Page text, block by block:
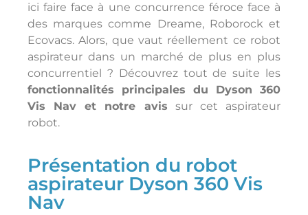
ici faire face à une concurrence féroce face à
des marques comme Dreame, Roborock et
Ecovacs. Alors, que vaut réellement ce robot
aspirateur dans un marché de plus en plus
concurrentiel ? Découvrez tout de suite les
fonctionnalités principales du Dyson 360
Vis Nav et notre avis sur cet aspirateur
robot.
Présentation du robot
aspirateur Dyson 360 Vis
Nav